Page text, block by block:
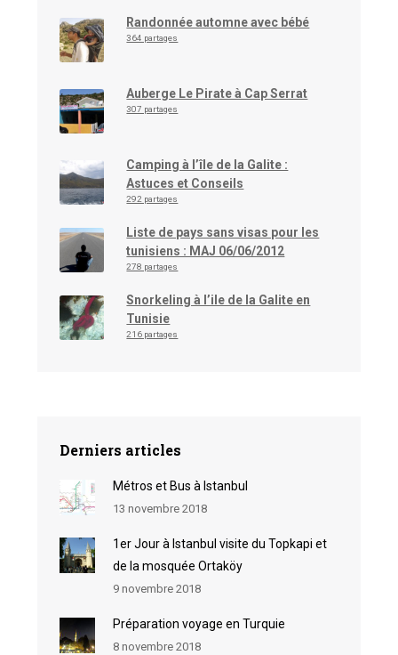
Randonnée automne avec bébé
364 partages
Auberge Le Pirate à Cap Serrat
307 partages
Camping à l’île de la Galite :
Astuces et Conseils
292 partages
Liste de pays sans visas pour les
tunisiens : MAJ 06/06/2012
278 partages
Snorkeling à l’ile de la Galite en
Tunisie
216 partages
Derniers articles
Métros et Bus à Istanbul
13 novembre 2018
1er Jour à Istanbul visite du Topkapi et
de la mosquée Ortaköy
9 novembre 2018
Préparation voyage en Turquie
8 novembre 2018